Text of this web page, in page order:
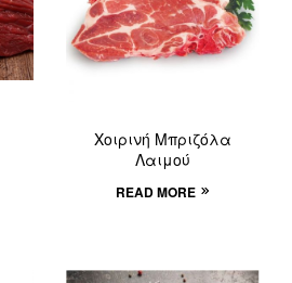
Χοιρινή Μπριζόλα
Λαιμού
READ MORE